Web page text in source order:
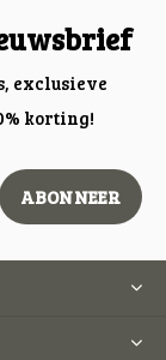
exclusieve
korting!
ABONNEER